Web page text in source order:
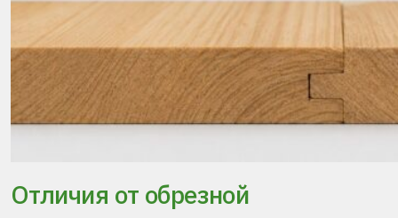
Отличия от обрезной